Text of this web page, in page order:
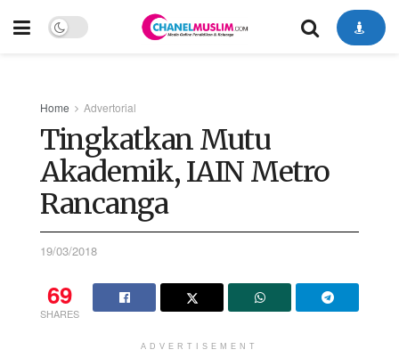
Home Advertorial
Tingkatkan Mutu
Akademik, IAIN Metro
Rancanga
19/03/2018
69
SHARES
ADVERTISEMENT